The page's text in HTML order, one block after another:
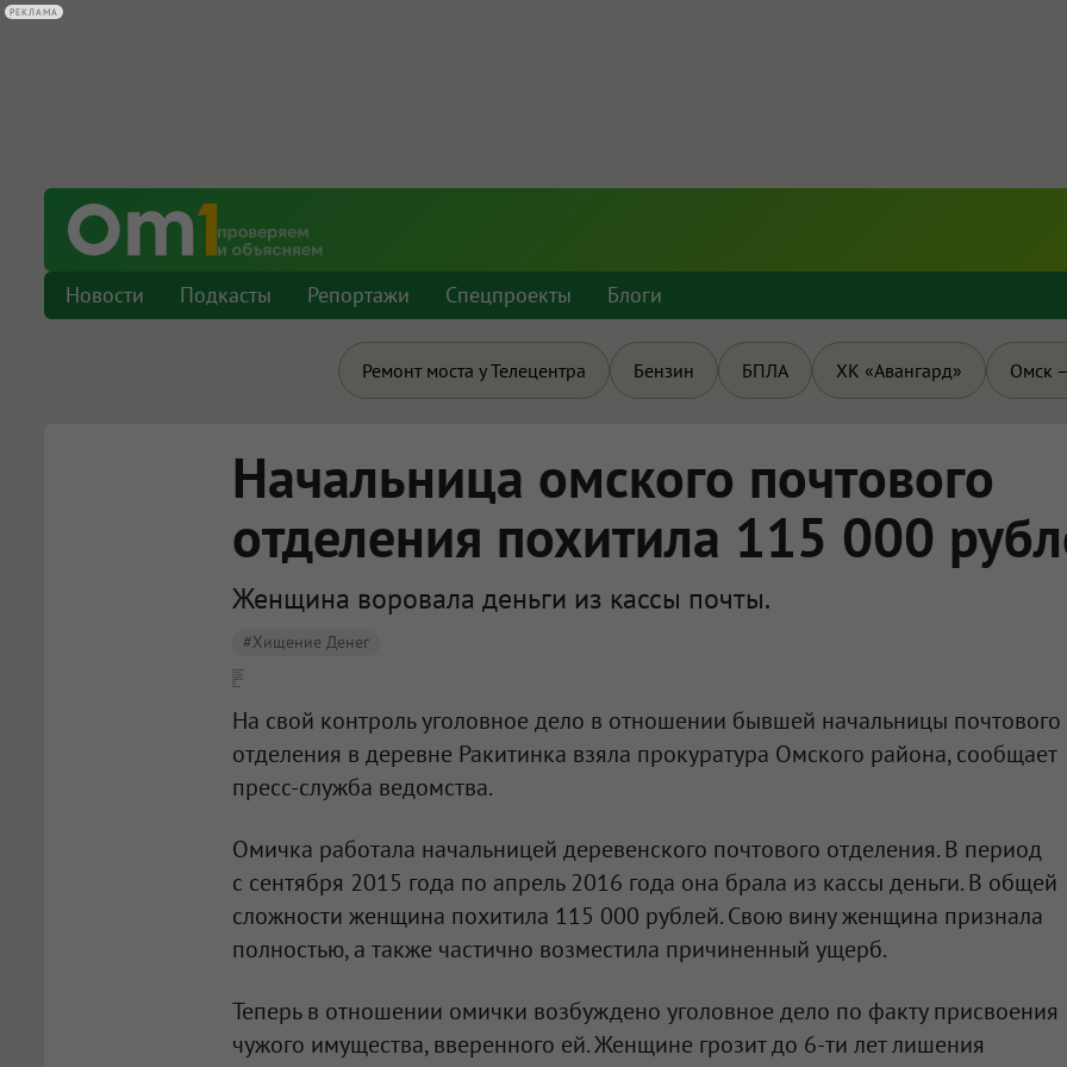
Новости Подкасты Репортажи Спецпроекты Блоги
Ремонт моста у Телецентра Бензин БПЛА ХК «Авангард» Омск
Начальница омского почтового
отделения похитила 115 000
Женщина воровала деньги из кассы почты.
#хищение Денег
На свой контроль уголовное дело в отношении бывшей начальницы почтового
отделения в деревне Ракитинка взяла прокуратура Омского района, сообщает
пресс-служба ведомства.
Омичка работала начальницей деревенского почтового отделения. В период
с сентября 2015 года по апрель 2016 года она брала из кассы деньги. В общей
сложности женщина похитила 115 000 рублей. Свою вину женщина признала
полностью, а также частично возместила причиненный ущерб.
Теперь в отношении омички возбуждено уголовное дело по факту присвоения
чужого имущества, вверенного ей. Женщине грозит до 6-ти лет лишения
РЕКЛАМА